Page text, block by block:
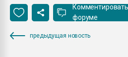
форуме
предыдущая новость